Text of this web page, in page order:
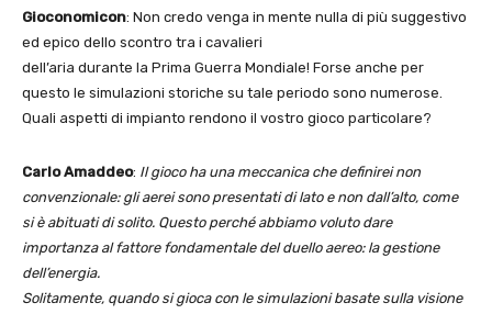
Gioconomicon: Non credo venga in mente nulla di più suggestivo
ed epico dello scontro tra i cavalieri
dell’aria durante la Prima Guerra Mondiale! Forse anche per
questo le simulazioni storiche su tale periodo sono numerose.
Quali aspetti di impianto rendono il vostro gioco particolare?
Carlo Amaddeo: Il gioco ha una meccanica che definirei non
convenzionale: gli aerei sono presentati di lato e non dall’alto, come
si è abituati di solito. Questo perché abbiamo voluto dare
importanza al fattore fondamentale del duello aereo: la gestione
dell’energia.
Solitamente, quando si gioca con le simulazioni basate sulla visione